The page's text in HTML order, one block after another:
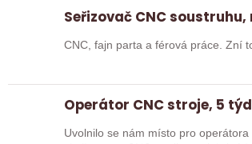
Seřizovač CNC
CNC, fajn parta a férová práce. Zní
Operátor CNC stroje, 5
Uvolnilo se nám místo pro operátora CNC